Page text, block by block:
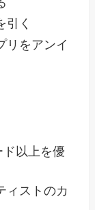
引く
リをアンイ
以上を優
ィストのカ